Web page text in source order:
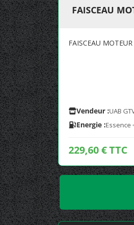
FAISCEAU
FAISCEAU
Vendeur :UAB
Energie :Essence
229,60 € TTC